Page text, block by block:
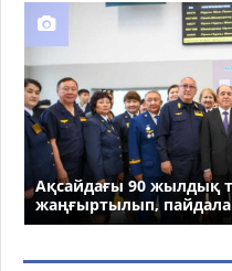
Ақсайдағы 90 жылдық
жаңғыртылып,